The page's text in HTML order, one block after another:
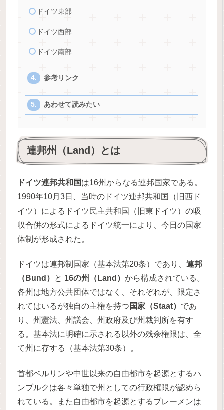
ドイツ東部
ドイツ西部
ドイツ南部
参考リンク
あわせて読みたい
連邦州（Land）とは
ドイツ連邦共和国は16州からなる連邦国家である。
1990年10月3日、当時のドイツ連邦共和国（旧西ド
イツ）によるドイツ民主共和国（旧東ドイツ）の吸
収合併の形式によるドイツ統一により、今日の国家
体制が形成された。
ドイツは連邦制国家（基本法第20条）であり、連邦
（Bund）
と 16の州（Land）から構成されている。
各州は地方公共団体ではなく、それぞれが、限定さ
れてはいるが独自の主権を持つ 国家（Staat） であ
り、州憲法、州議会、州政府及び州裁判所を有す
る。基本法に明確に示される以外の残余権限は、全
て州に存する（基本法第30条）。
首都ベルリンや中世以来の自由都市を起源とするハ
ンブルクは各々単独で州としての行政権限が認めら
れている。また自由都市を起源とするブレーメンは